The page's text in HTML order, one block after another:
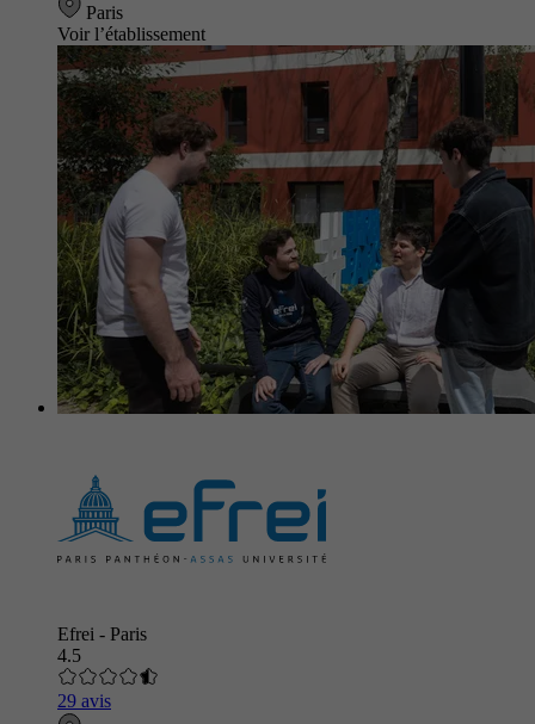
Paris
Voir l’établissement
Efrei - Paris
4.5
29 avis